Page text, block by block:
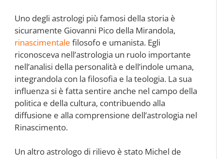
Uno degli astrologi più famosi della storia è
sicuramente Giovanni Pico della Mirandola,
rinascimentale filosofo e umanista. Egli
riconosceva nell’astrologia un ruolo importante
nell’analisi della personalità e dell’indole umana,
integrandola con la filosofia e la teologia. La sua
influenza si è fatta sentire anche nel campo della
politica e della cultura, contribuendo alla
diffusione e alla comprensione dell’astrologia nel
Rinascimento.
Un altro astrologo di rilievo è stato Michel de